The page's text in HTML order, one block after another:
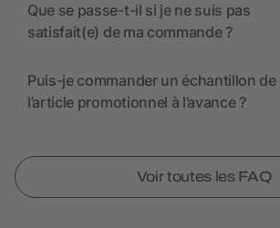
Que se passe-t-il si je ne suis pas
satisfait(e) de ma commande ?
Puis-je commander un échantillon de
l’article promotionnel à l’avance ?
Voir toutes les FAQ